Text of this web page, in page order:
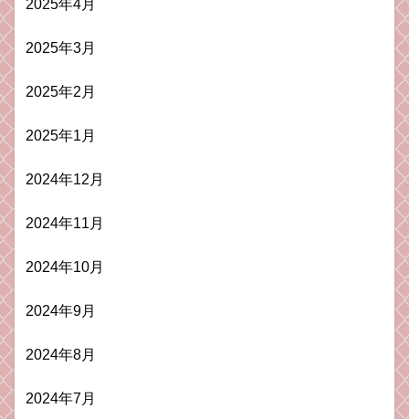
2025年4月
2025年3月
2025年2月
2025年1月
2024年12月
2024年11月
2024年10月
2024年9月
2024年8月
2024年7月